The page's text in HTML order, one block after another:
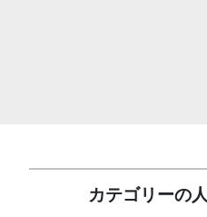
カテゴリーの